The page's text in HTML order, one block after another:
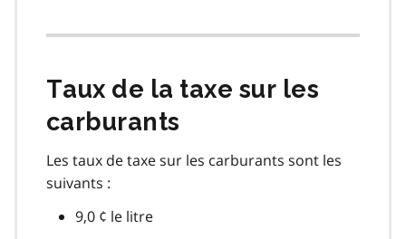
Taux de la taxe sur les
carburants
Les taux de taxe sur les carburants sont les
suivants :
9,0 ¢ le litre